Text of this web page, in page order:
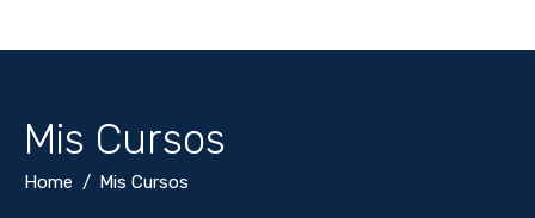
Mis Cursos
Home Mis Cursos